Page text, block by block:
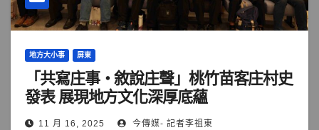
地方大小事 屏東
「共寫庄事‧敘說庄聲」桃竹苗客庄村史
發表 展現地方文化深厚底蘊
11 月 16, 2025 今傳媒- 記者李祖東